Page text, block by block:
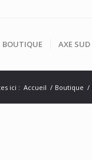
BOUTIQUE AXE SUD
ici : Accueil / Boutique /